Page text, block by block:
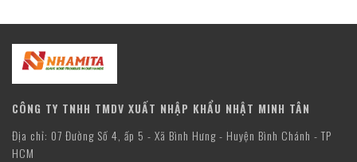
CÔNG TY TNHH TMDV XUẤT NHẬP KHẨU NHẬT MINH TÂN
Địa chỉ: 07 Đường Số 4, ấp 5 - Xã Bình Hưng - Huyện Bình Chánh - TP
HCM